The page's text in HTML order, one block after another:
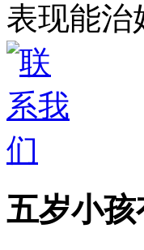
表现能治
五岁小